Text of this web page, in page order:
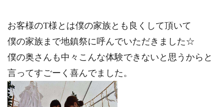
お客様のT様とは僕の家族とも良くして頂いて
僕の家族まで地鎮祭に呼んでいただきました☆
僕の奥さんも中々こんな体験できないと思うからと
言ってすごーく喜んでました。